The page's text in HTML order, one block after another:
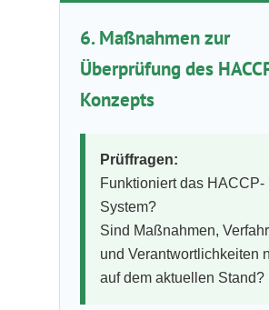
6. Maßnahmen zur
Überprüfung des
Konzepts
Prüffragen:
Funktioniert das HACCP-
System?
Sind Maßnahmen,
und Verantwortlichkeiten
auf dem aktuellen Stand?